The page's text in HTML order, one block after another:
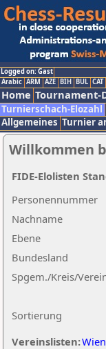
Logged on: Gast
Arabic ARM AZE BIH BUL CAT
Home Tournament-
Turnierschach-Elozahl
Allgemeines Turnier
Willkommen
Nachname
Ebene
Sortierung
Personennummer
Bundesland
Spgem./Kreis/
Vereinslisten:Wien
FIDE-Elolisten